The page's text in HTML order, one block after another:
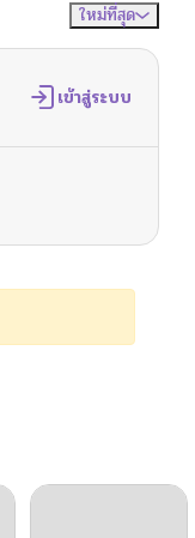
10/24/2024
10/24/2024
10/24/2024
10/24/2024
ใหม่ที่สุด
เข้าสู่ระบบ